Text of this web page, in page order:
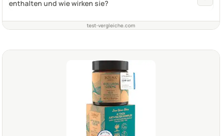
enthalten und wie wirken sie?
test-vergleiche.com